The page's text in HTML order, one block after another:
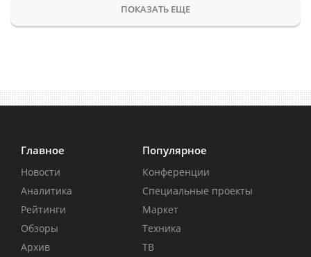
ПОКАЗАТЬ ЕЩЕ
Главное
Новости
Аналитика
Рейтинги
Обзоры
Архив
Популярное
Конференции
Специальные проекты
Маркет
Техника
ТВ